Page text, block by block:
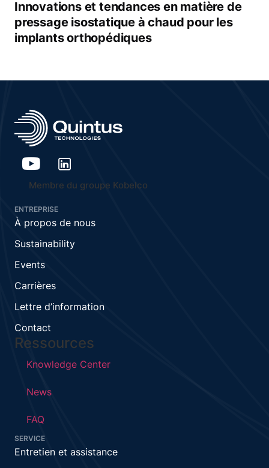
Innovations et tendances en matière de
pressage isostatique à chaud pour les
implants orthopédiques
Membre du groupe Kobelco
ENTREPRISE
À propos de nous
Sustainability
Events
Carrières
Lettre d’information
Contact
Ressources
Knowledge Center
News
FAQ
SERVICE
Entretien et assistance